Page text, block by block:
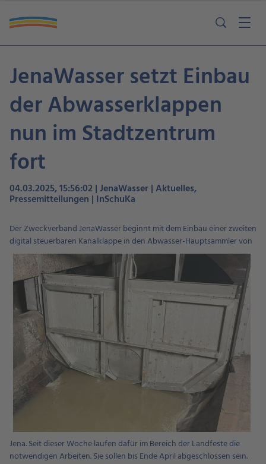
JenaWasser setzt Einbau
der Abwasserklappen
nun im Stadtzentrum
fort
04.03.2025, 15:56:02 | JenaWasser | Aktuelles,
Pressemitteilungen | InSchuKa
Der Zweckverband JenaWasser beginnt mit dem Einbau einer zweiten
digital steuerbaren Kanalklappe in den Abwasser-Hauptsammler von
Jena. Seit dieser Woche laufen dafür im Bereich der Landfeste die
notwendigen Arbeiten. Sie sollen bis Ende April abgeschlossen sein.